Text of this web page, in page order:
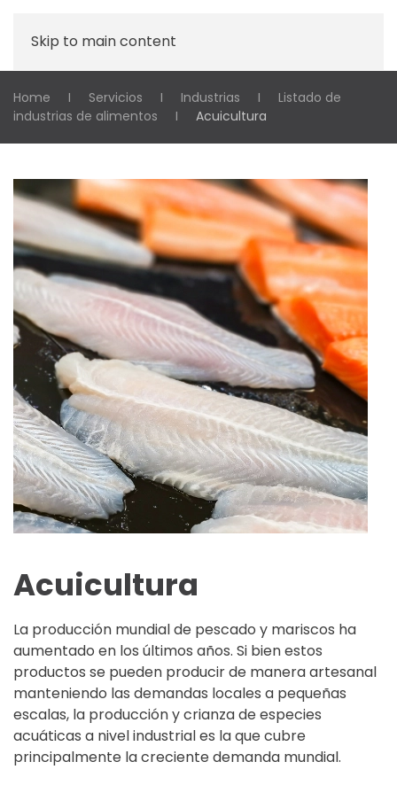
Skip to main content
Home Servicios Industrias
Listado de
industrias de alimentos
Acuicultura
Acuicultura
La producción mundial de pescado y mariscos ha
aumentado en los últimos años. Si bien estos
productos se pueden producir de manera artesanal
manteniendo las demandas locales a pequeñas
escalas, la producción y crianza de especies
acuáticas a nivel industrial es la que cubre
principalmente la creciente demanda mundial.